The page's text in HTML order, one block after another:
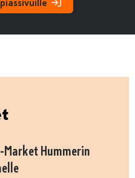
Market Hummerin